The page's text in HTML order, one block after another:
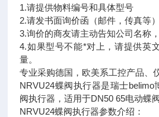
1.请提供物料编号和具体型号
2.请发书面询价函（邮件，传真等
3.询价的商友请主动告知公司名称
4.如果型号不能*对上，请提供英
量。
专业采购德国，欧美系工控产品、
NRVU24蝶阀执行器是瑞士belimo
阀执行器，适用于DN50 65电动蝶
NRVU24蝶阀执行器参数介绍：